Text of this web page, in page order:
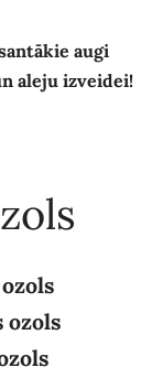
augi
aleju izveidei!
ozols